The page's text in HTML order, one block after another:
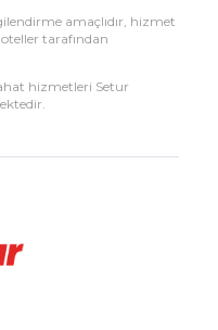
amaçlıdır, hizmet
tarafından
hizmetleri Setur